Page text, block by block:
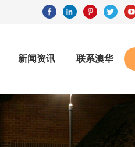
新闻资讯 联系澳华